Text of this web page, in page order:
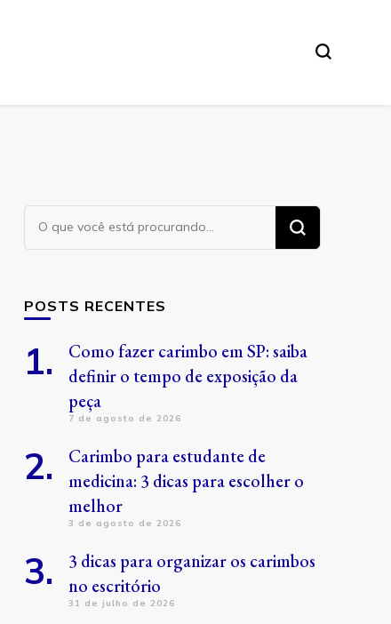
Procurando
algo?
POSTS RECENTES
Como fazer carimbo em SP: saiba
definir o tempo de exposição da
peça
7 de agosto de 2026
Carimbo para estudante de
medicina: 3 dicas para escolher o
melhor
3 de agosto de 2026
3 dicas para organizar os carimbos
no escritório
31 de julho de 2026